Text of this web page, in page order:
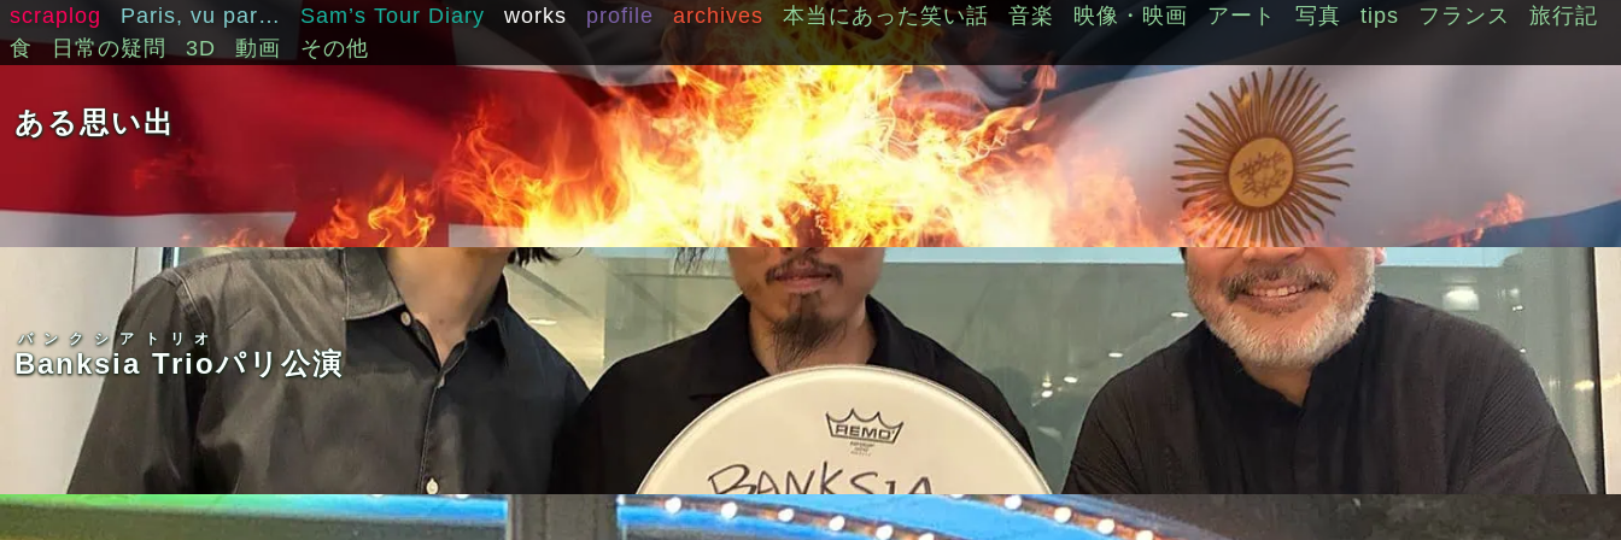
ある思い出
Banksia Trio
バンクシアトリオ
パリ公演
scraplog Paris, vu par… Sam’s Tour Diary works profile archives 本当にあった笑い話 音楽 映像・映画 アート 写真 tips フランス
旅行記
食
日常の疑問 3D 動画 その他